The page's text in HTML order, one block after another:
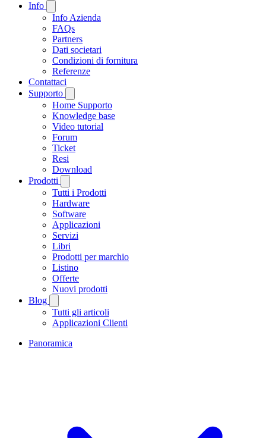
Info
Info Azienda
FAQs
Partners
Dati societari
Condizioni di fornitura
Referenze
Contattaci
Supporto
Home Supporto
Knowledge base
Video tutorial
Forum
Ticket
Resi
Download
Prodotti
Tutti i Prodotti
Hardware
Software
Applicazioni
Servizi
Libri
Prodotti per marchio
Listino
Offerte
Nuovi prodotti
Blog
Tutti gli articoli
Applicazioni Clienti
Panoramica